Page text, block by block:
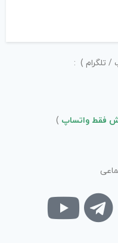
به مولا 💋
مرداد 14, 1403
/ تلگرام ) :
فقط واتساپ )